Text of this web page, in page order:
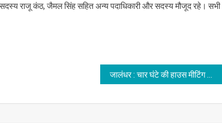
राजू कंठ, जैमल सिंह सहित अन्य पदाधिकारी और सदस्य मौजूद रहे। सभी